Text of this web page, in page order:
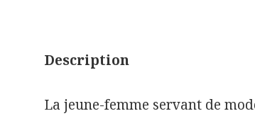
Description
La jeune-femme servant de